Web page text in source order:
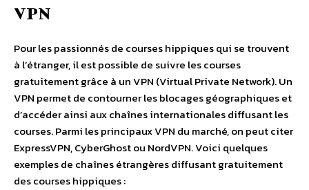
VPN
Pour les passionnés de courses hippiques qui se trouvent
à l’étranger, il est possible de suivre les courses
gratuitement grâce à un VPN (Virtual Private Network). Un
VPN permet de contourner les blocages géographiques et
d’accéder ainsi aux chaînes internationales diffusant les
courses. Parmi les principaux VPN du marché, on peut citer
ExpressVPN, CyberGhost ou NordVPN. Voici quelques
exemples de chaînes étrangères diffusant gratuitement
des courses hippiques :